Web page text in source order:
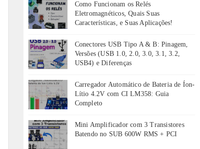
Como Funcionam os Relés
Eletromagnéticos, Quais Suas
Características, e Suas Aplicações!
Conectores USB Tipo A & B: Pinagem,
Versões (USB 1.0, 2.0, 3.0, 3.1, 3.2,
USB4) e Diferenças
Carregador Automático de Bateria de Íon-
Lítio 4.2V com CI LM358: Guia
Completo
Mini Amplificador com 3 Transistores
Batendo no SUB 600W RMS + PCI